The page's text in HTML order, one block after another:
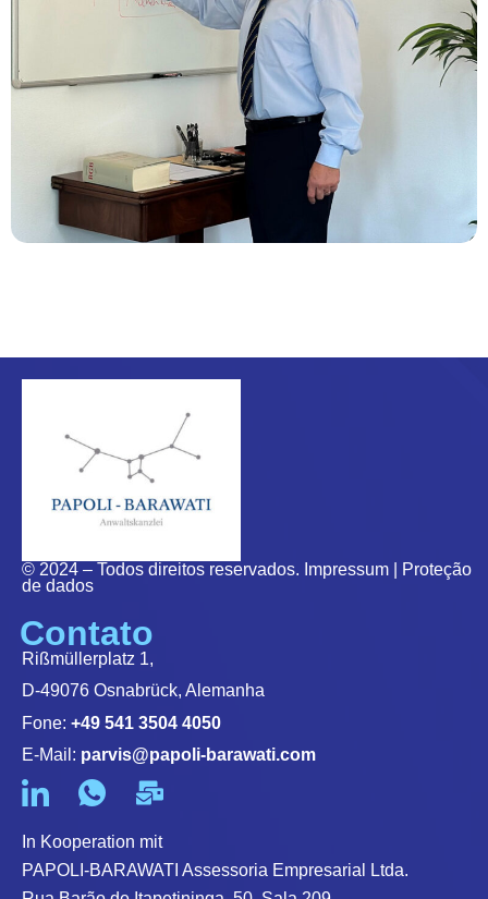
© 2024 – Todos direitos reservados. Impressum
Proteção
de dados
Contato
Rißmüllerplatz 1,
D-49076 Osnabrück, Alemanha
Fone: +49 541 3504 4050
E-Mail: parvis@papoli-barawati.com
In Kooperation mit
PAPOLI-BARAWATI Assessoria Empresarial Ltda.